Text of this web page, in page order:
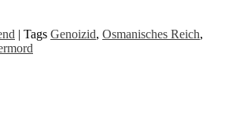
| Tags Genoizid, Osmanisches Reich,